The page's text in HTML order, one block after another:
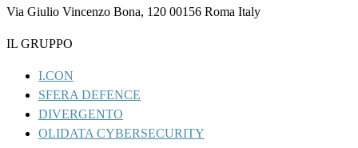
Via Giulio Vincenzo Bona, 120 00156 Roma Italy
IL GRUPPO
I.CON
SFERA DEFENCE
DIVERGENTO
OLIDATA CYBERSECURITY